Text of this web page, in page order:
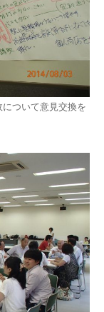
ついて意見交換を